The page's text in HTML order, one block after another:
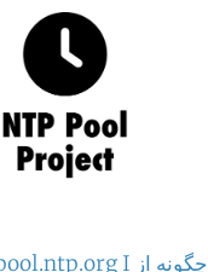
چگونه از pool.ntp.org I